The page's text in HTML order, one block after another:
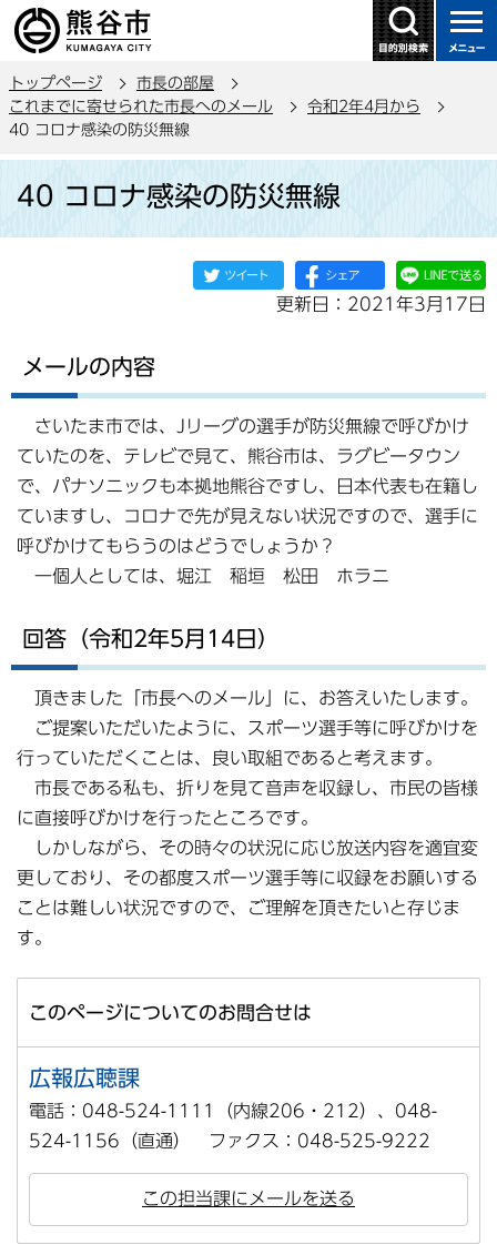
の
ー
ジ
で
トップページ
市長の部屋
これまでに寄せられた市長へのメール
令和2年4月から
40 コロナ感染の防災無線
40 コロナ感染の防災無線
更新日：2021年3月17日
メールの内容
さいたま市では、Jリーグの選手が防災無線で呼びかけ
ていたのを、テレビで見て、熊谷市は、ラグビータウン
で、パナソニックも本拠地熊谷ですし、日本代表も在籍し
ていますし、コロナで先が見えない状況ですので、選手に
呼びかけてもらうのはどうでしょうか？
一個人としては、堀江 稲垣 松田 ホラニ
回答（令和2年5月14日）
頂きました「市長へのメール」に、お答えいたします。
ご提案いただいたように、スポーツ選手等に呼びかけを
行っていただくことは、良い取組であると考えます。
市長である私も、折りを見て音声を収録し、市民の皆様
に直接呼びかけを行ったところです。
しかしながら、その時々の状況に応じ放送内容を適宜変
更しており、その都度スポーツ選手等に収録をお願いする
ことは難しい状況ですので、ご理解を頂きたいと存じま
す。
このページについてのお問合せは
広報広聴課
電話：048-524-1111（内線206・212）、048-
524-1156（直通） ファクス：048-525-9222
この担当課にメールを送る